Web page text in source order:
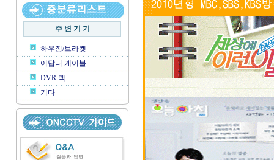
주 변 기 기
하우징/브라켓
어답터 케이블
DVR 렉
기타